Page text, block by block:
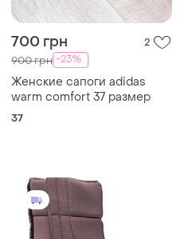
700 грн 2
900 грн -23%
Женские сапоги adidas
warm comfort 37 размер
37